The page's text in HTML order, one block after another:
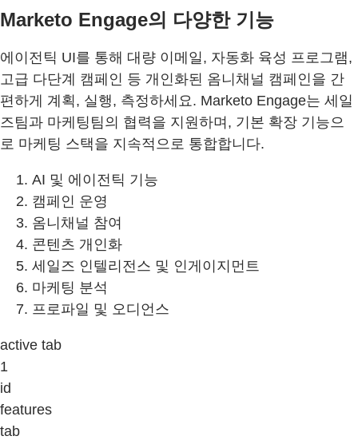
Marketo Engage의 다양한 기능
에이전틱 UI를 통해 대량 이메일, 자동화 육성 프로그램,
고급 다단계 캠페인 등 개인화된 옴니채널 캠페인을 간
편하게 계획, 실행, 측정하세요. Marketo Engage는 세일
즈팀과 마케팅팀의 협력을 지원하며, 기본 확장 기능으
로 마케팅 스택을 지속적으로 통합합니다.
AI 및 에이전틱 기능
캠페인 운영
옴니채널 참여
콘텐츠 개인화
세일즈 인텔리전스 및 인게이지먼트
마케팅 분석
프로파일 및 오디언스
active tab
1
id
features
tab